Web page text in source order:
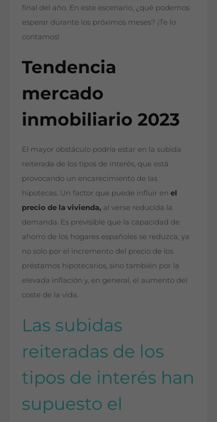
final del año. En este escenario, ¿qué podemos
esperar durante los próximos meses? ¡Te lo
contamos!
Tendencia
mercado
inmobiliario 2023
El mayor obstáculo podría estar en la subida
reiterada de los tipos de interés, que está
provocando un encarecimiento de las
hipotecas. Un factor que puede influir en el
precio de la vivienda, al verse reducida la
demanda. Es previsible que la capacidad de
ahorro de los hogares españoles se reduzca, ya
no solo por el incremento del precio de los
préstamos hipotecarios, sino también por la
elevada inflación y, en general, el aumento del
coste de la vida.
Las subidas
reiteradas de los
tipos de interés han
supuesto el